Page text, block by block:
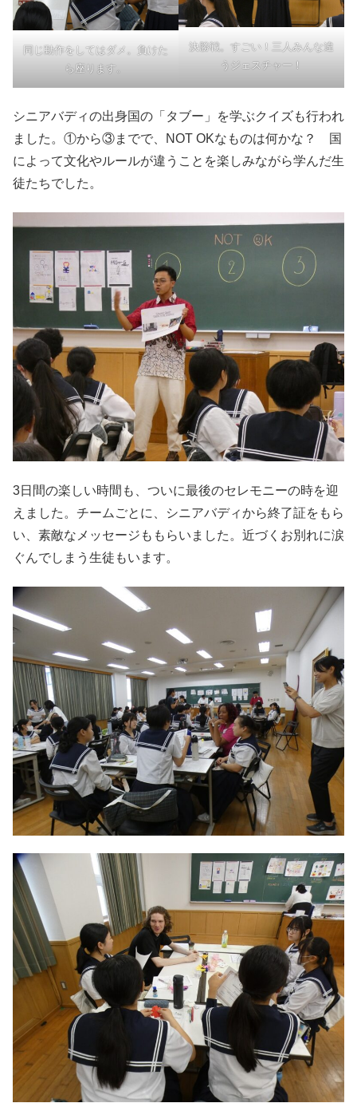
同じ動作をしてはダメ。負けた
ら座ります。
決勝戦。すごい！三人みんな違
うジェスチャー！
シニアバディの出身国の「タブー」を学ぶクイズも行われ
ました。①から③までで、NOT OKなものは何かな？ 国
によって文化やルールが違うことを楽しみながら学んだ生
徒たちでした。
3日間の楽しい時間も、ついに最後のセレモニーの時を迎
えました。チームごとに、シニアバディから終了証をもら
い、素敵なメッセージももらいました。近づくお別れに涙
ぐんでしまう生徒もいます。